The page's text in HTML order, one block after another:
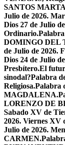
SANTOS
Julio de 2026.
Dios 27 de Julio
Ordinario.
DOMINGO DEL
de Julio de 2026.
Dios 24 de Julio
Presbítero.El
sinodal?Palabra
Religiosa.Palabra
MAGDALENA.
LORENZO DE
Sabado XV de
2026. Viernes XV
Julio de 2026.
CARMEN.